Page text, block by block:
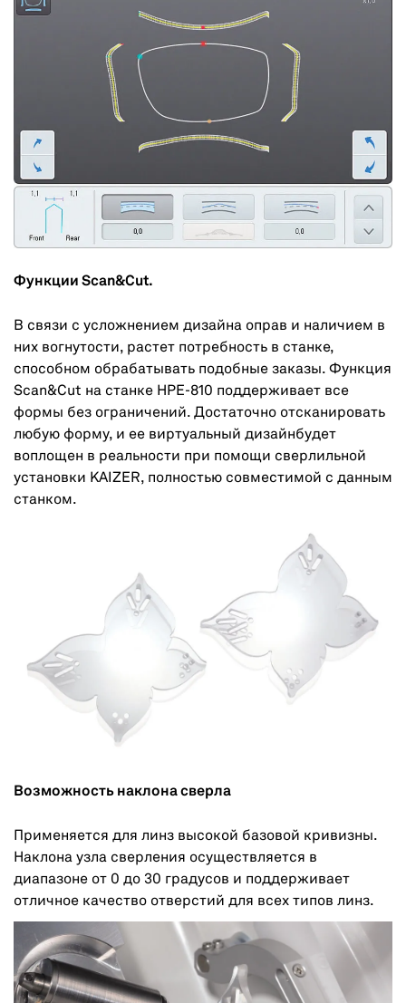
Функции Scan&Cut.
В связи с усложнением дизайна оправ и наличием в
них вогнутости, растет потребность в станке,
способном обрабатывать подобные заказы. Функция
Scan&Cut на станке HPE-810 поддерживает все
формы без ограничений. Достаточно отсканировать
любую форму, и ее виртуальный дизайнбудет
воплощен в реальности при помощи сверлильной
установки KAIZER, полностью совместимой с данным
станком.
Возможность наклона сверла
Применяется для линз высокой базовой кривизны.
Наклона узла сверления осуществляется в
диапазоне от 0 до 30 градусов и поддерживает
отличное качество отверстий для всех типов линз.